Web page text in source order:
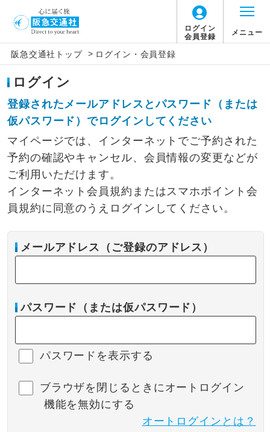
ログイン
会員登録
メニュー
阪急交通社トップ > ログイン・会員登録
ログイン
登録されたメールアドレスとパスワード（または
仮パスワード）でログインしてください
マイページでは、インターネットでご予約された
予約の確認やキャンセル、会員情報の変更などが
ご利用いただけます。
インターネット会員規約またはスマホポイント会
員規約に同意のうえログインしてください。
メールアドレス（ご登録のアドレス）
パスワード（または仮パスワード）
パスワードを表示する
ブラウザを閉じるときにオートログイン
機能を無効にする
オートログインとは？